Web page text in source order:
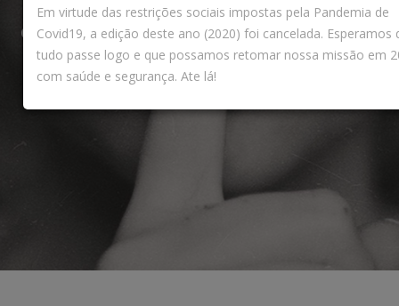
Campanha de conscientização da diversidade surda
Em virtude das restrições sociais impostas pela Pandemia de
Covid19, a edição deste ano (2020) foi cancelada. Esperamos
tudo passe logo e que possamos retomar nossa missão em
com saúde e segurança. Ate lá!